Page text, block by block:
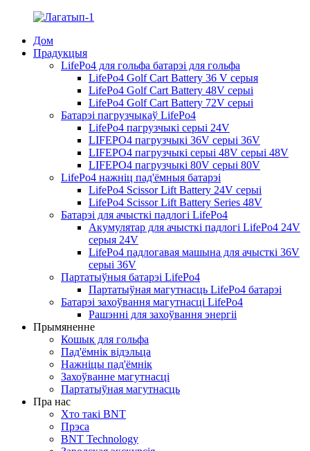
Дом
Прадукцыя
LifePo4 для гольфа батарэі для гольфа
LifePo4 Golf Cart Battery 36 V серыя
LifePo4 Golf Cart Battery 48V серыі
LifePo4 Golf Cart Battery 72V серыі
Батарэі пагрузчыкаў LifePo4
LifePo4 пагрузчыкі серыі 24V
LIFEPO4 пагрузчыкі 36V серыі 36V
LIFEPO4 пагрузчыкі серыі 48V серыі 48V
LIFEPO4 пагрузчыкі 80V серыі 80V
LifePo4 нажніц пад'ёмныя батарэі
LifePo4 Scissor Lift Battery 24V серыі
LifePo4 Scissor Lift Battery Series 48V
Батарэі для ачысткі падлогі LifePo4
Акумулятар для ачысткі падлогі LifePo4 24V
серыя 24V
LifePo4 падлогавая машына для ачысткі 36V
серыі 36V
Партатыўныя батарэі LifePo4
Партатыўная магутнасць LifePo4 батарэі
Батарэі захоўвання магутнасці LifePo4
Рашэнні для захоўвання энергіі
Прымяненне
Кошык для гольфа
Пад'ёмнік відэльца
Нажніцы пад'ёмнік
Захоўванне магутнасці
Партатыўная магутнасць
Пра нас
Хто такі BNT
Прэса
BNT Technology